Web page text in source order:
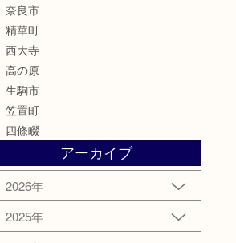
奈良市
精華町
西大寺
高の原
生駒市
笠置町
四條畷
アーカイブ
2026年
2025年